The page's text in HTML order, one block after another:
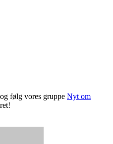
og følg vores gruppe Nyt om